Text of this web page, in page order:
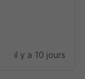
il y a 10 jours